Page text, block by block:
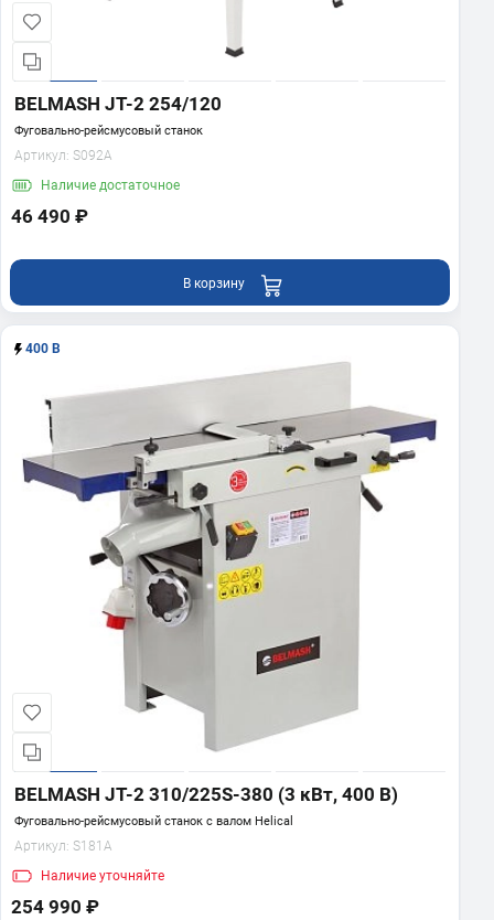
BELMASH JT-2 254/120
Фуговально-рейсмусовый станок
Артикул: S092A
Наличие достаточное
46 490 ₽
В корзину
400 В
BELMASH JT-2 310/225S-380 (3 кВт, 400 В)
Фуговально-рейсмусовый станок с валом Helical
Артикул: S181A
Наличие уточняйте
254 990 ₽